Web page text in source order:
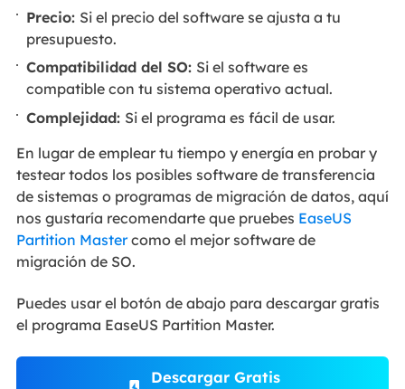
Precio: Si el precio del software se ajusta a tu
presupuesto.
Compatibilidad del SO: Si el software es
compatible con tu sistema operativo actual.
Complejidad: Si el programa es fácil de usar.
En lugar de emplear tu tiempo y energía en probar y
testear todos los posibles software de transferencia
de sistemas o programas de migración de datos, aquí
nos gustaría recomendarte que pruebes EaseUS
Partition Mastercomo el mejor software de
migración de SO.
Puedes usar el botón de abajo para descargar gratis
el programa EaseUS Partition Master.
Descargar Gratis